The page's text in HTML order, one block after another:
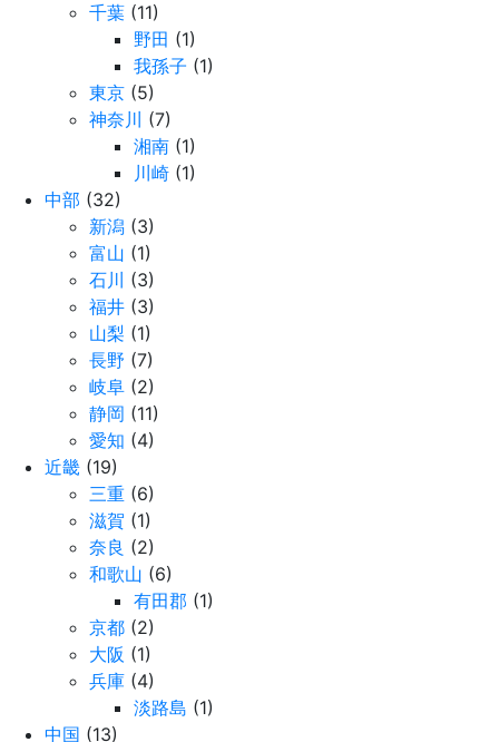
千葉 (11)
野田 (1)
我孫子 (1)
東京 (5)
神奈川 (7)
湘南 (1)
川崎 (1)
中部 (32)
新潟 (3)
富山 (1)
石川 (3)
福井 (3)
山梨 (1)
長野 (7)
岐阜 (2)
静岡 (11)
愛知 (4)
近畿 (19)
三重 (6)
滋賀 (1)
奈良 (2)
和歌山 (6)
有田郡 (1)
京都 (2)
大阪 (1)
兵庫 (4)
淡路島 (1)
中国 (13)